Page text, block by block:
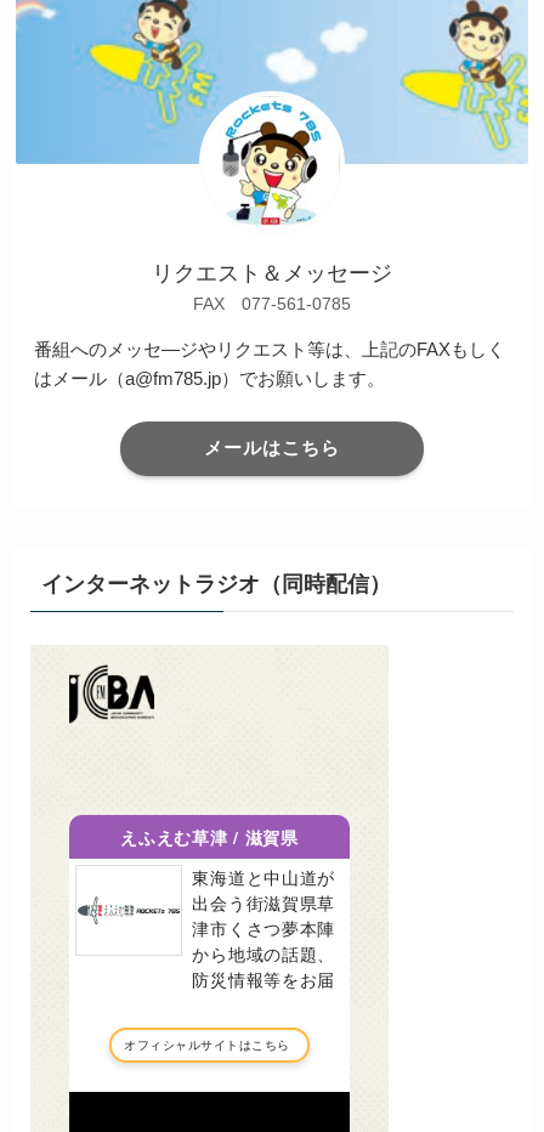
リクエスト＆メッセージ
FAX 077-561-0785
番組へのメッセ―ジやリクエスト等は、上記のFAXもしく
はメール（a@fm785.jp）でお願いします。
メールはこちら
インターネットラジオ（同時配信）